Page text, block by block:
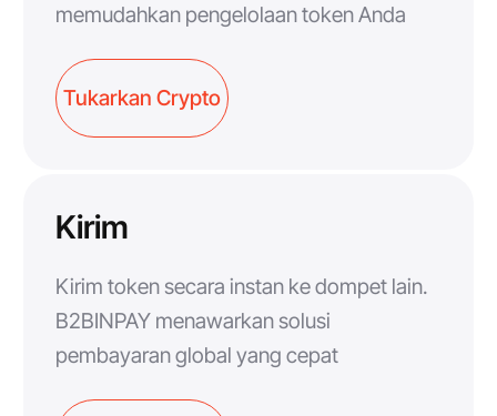
memudahkan pengelolaan token Anda
Tukarkan Crypto
Kirim
Kirim token secara instan ke dompet lain.
B2BINPAY menawarkan solusi
pembayaran global yang cepat